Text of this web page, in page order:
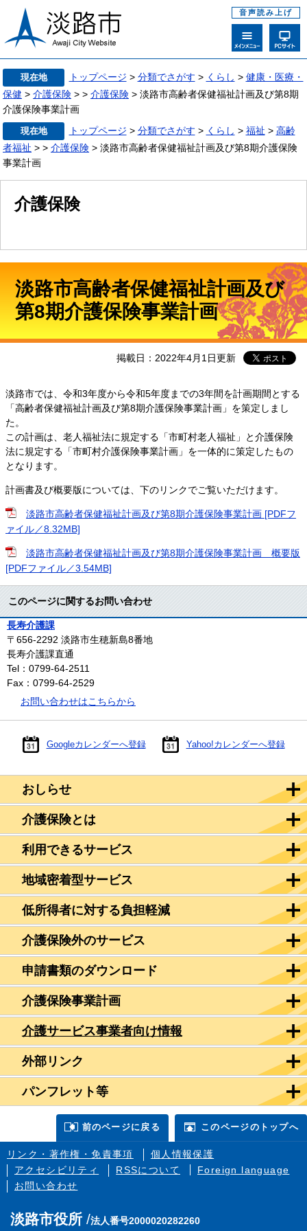
音声読み上げ
現在地 トップページ > 分類でさがす > くらし > 健康・医療・
保健 > 介護保険 > > 介護保険 > 淡路市高齢者保健福祉計画及び第8期
介護保険事業計画
現在地 トップページ > 分類でさがす > くらし > 福祉 > 高齢
者福祉 > > 介護保険 > 淡路市高齢者保健福祉計画及び第8期介護保険
事業計画
介護保険
おしらせ
介護保険とは
利用できるサービス
地域密着型サービス
低所得者に対する負担軽減
介護保険外のサービス
申請書類のダウンロード
介護保険事業計画
介護サービス事業者向け情報
外部リンク
パンフレット等
淡路市高齢者保健福祉計画及び
第8期介護保険事業計画
掲載日：2022年4月1日更新
淡路市では、令和3年度から令和5年度までの3年間を計画期間とする
「高齢者保健福祉計画及び第8期介護保険事業計画」を策定しまし
た。
この計画は、老人福祉法に規定する「市町村老人福祉」と介護保険
法に規定する「市町村介護保険事業計画」を一体的に策定したもの
となります。
計画書及び概要版については、下のリンクでご覧いただけます。
淡路市高齢者保健福祉計画及び第8期介護保険事業計画 [PDFフ
ァイル／8.32MB]
淡路市高齢者保健福祉計画及び第8期介護保険事業計画 概要版
[PDFファイル／3.54MB]
このページに関するお問い合わせ
長寿介護課
〒656-2292 淡路市生穂新島8番地
長寿介護課直通
Tel：0799-64-2511
Fax：0799-64-2529
お問い合わせはこちらから
Googleカレンダーへ登録 Yahoo!カレンダーへ登録
前のページに戻る このページのトップへ
リンク・著作権・免責事項
個人情報保護
アクセシビリティ
RSSについて
Foreign language
お問い合わせ
淡路市役所 法人番号2000020282260